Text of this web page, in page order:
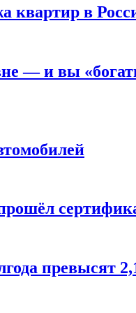
квартир в
— и вы
превысят